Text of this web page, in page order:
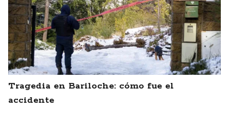
Tragedia en Bariloche: cómo fue el
accidente